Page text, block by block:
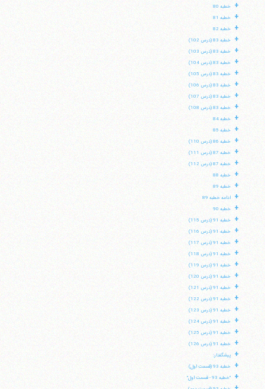
+ خطبه 80
+ خطبه 81
+ خطبه 82
+ خطبه 83 (درس 102)
+ خطبه 83 (درس 103)
+ خطبه 83 (درس 104)
+ خطبه 83 (درس 105)
+ خطبه 83 (درس 106)
+ خطبه 83 (درس 107)
+ خطبه 83 (درس 108)
+ خطبه 84
+ خطبه 85
+ خطبه 86 (درس 110)
+ خطبه 87 (درس 111)
+ خطبه 87 (درس 112)
+ خطبه 88
+ خطبه 89
+ ادامه خطبه 89
+ خطبه 90
+ خطبه 91 (درس 115)
+ خطبه 91 (درس 116)
+ خطبه 91 (درس 117)
+ خطبه 91 (درس 118)
+ خطبه 91 (درس 119)
+ خطبه 91 (درس 120)
+ خطبه 91 (درس 121)
+ خطبه 91 (درس 122)
+ خطبه 91 (درس 123)
+ خطبه 91 (درس 124)
+ خطبه 91 (درس 125)
+ خطبه 91 (درس 126)
+ پیشگفتار:
+ خطبه 93 (قسمت اول)
+ "خطبه 93 - قسمت اول"